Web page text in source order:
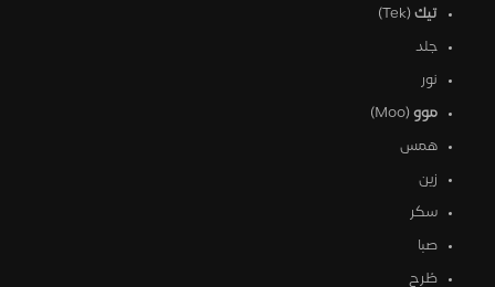
تيك (Tek)
جلد
نور
موو (Moo)
همس
زين
سكر
صبا
طُرح